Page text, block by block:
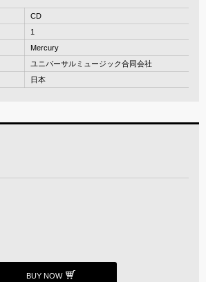
CD
1
Mercury
ユニバーサルミュージック合同会社
日本
BUY NOW